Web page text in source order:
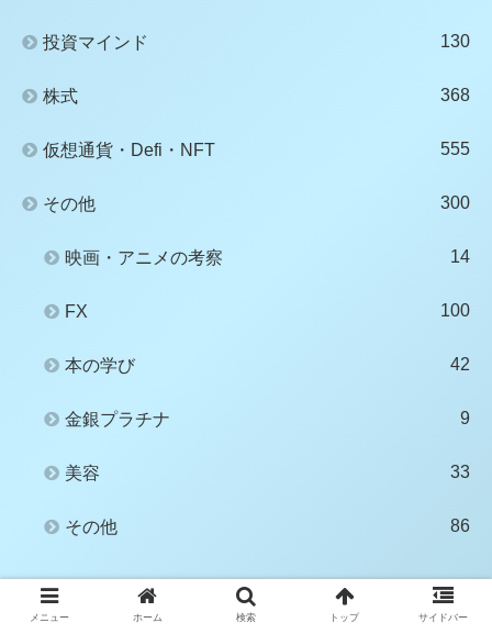
投資マインド 130
株式 368
仮想通貨・Defi・NFT 555
その他 300
映画・アニメの考察 14
FX 100
本の学び 42
金銀プラチナ 9
美容 33
その他 86
メニュー ホーム 検索 トップ サイドバー